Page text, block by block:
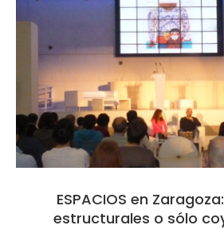
ESPACIOS en
estructurales o sólo